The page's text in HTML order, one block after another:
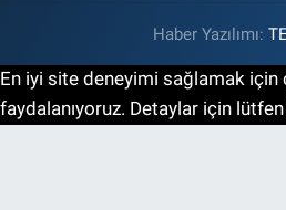
Haber Yazılımı:
En iyi site deneyimi sağlamak için
faydalanıyoruz. Detaylar için lütfen